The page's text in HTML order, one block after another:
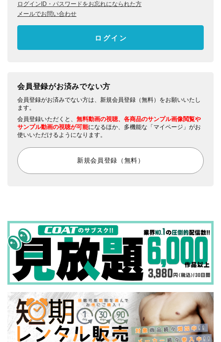
ログインID・パスワードをお忘れになられた方
メールでお問い合わせ
会員登録がお済みでない方
会員登録がお済みでない方は、新規会員登録（無料）をお願いいたし
ます。
会員登録いただくと、 無料動画の視聴、各商品のサンプル画像閲覧や
サンプル動画の視聴が可能になるほか、多機能な「マイページ」がお
使いいただけるようになります。